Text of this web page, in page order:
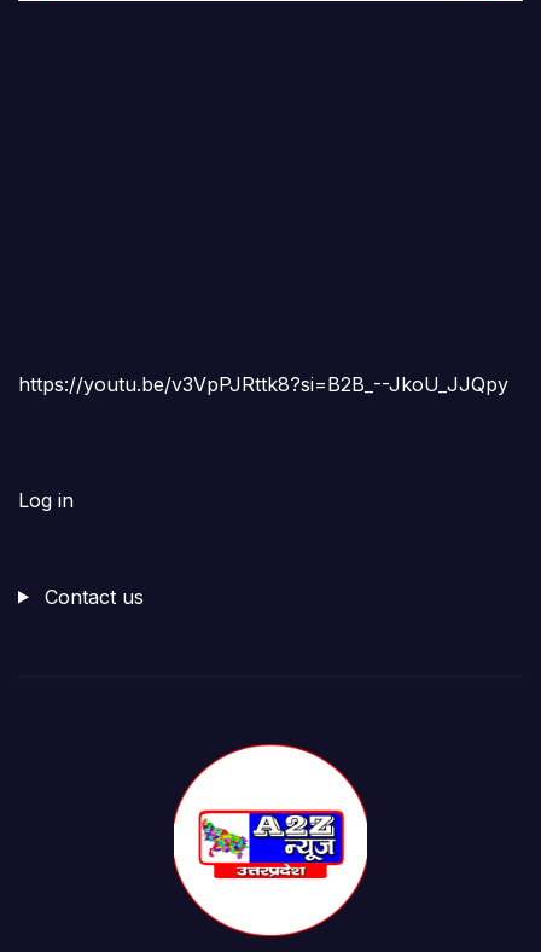
https://youtu.be/v3VpPJRttk8?si=B2B_--JkoU_JJQpy
Log in
Contact us